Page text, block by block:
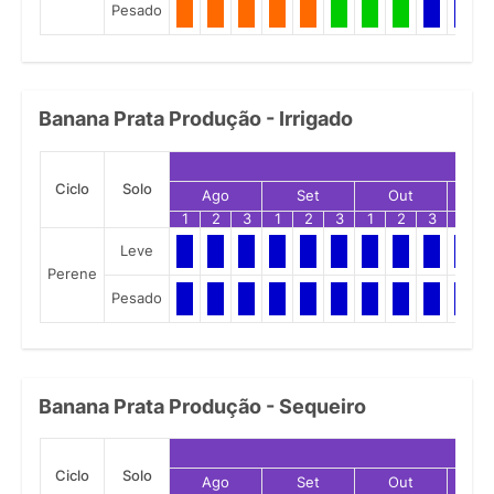
Pesado
Banana Prata Produção - Irrigado
Ciclo Solo Ago Set Out
1
2 3 1 2 3 1 2 3
Perene
Leve
Pesado
Banana Prata Produção - Sequeiro
Ciclo Solo Ago Set Out